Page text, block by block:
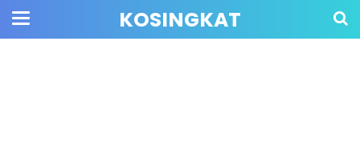
KOSINGKAT